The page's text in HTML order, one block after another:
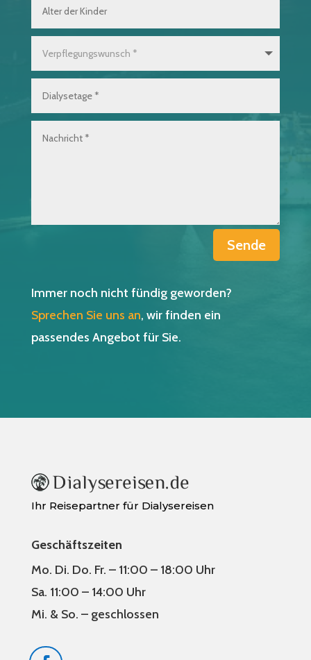
Sende
Immer noch nicht fündig geworden?
Sprechen Sie uns an, wir finden ein
passendes Angebot für Sie.
Ihr Reisepartner für Dialysereisen
Geschäftszeiten
Mo. Di. Do. Fr. – 11:00 – 18:00 Uhr
Sa. 11:00 – 14:00 Uhr
Mi. & So. – geschlossen